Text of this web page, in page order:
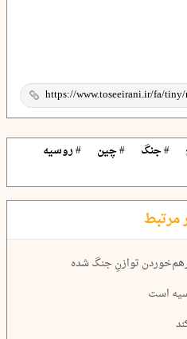
# جنگ # چین
# روسیه
مرتبط
توازنِ جنگ شده
است